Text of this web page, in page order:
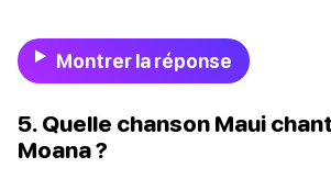
Montrer la réponse
5. Quelle chanson Maui
Moana ?